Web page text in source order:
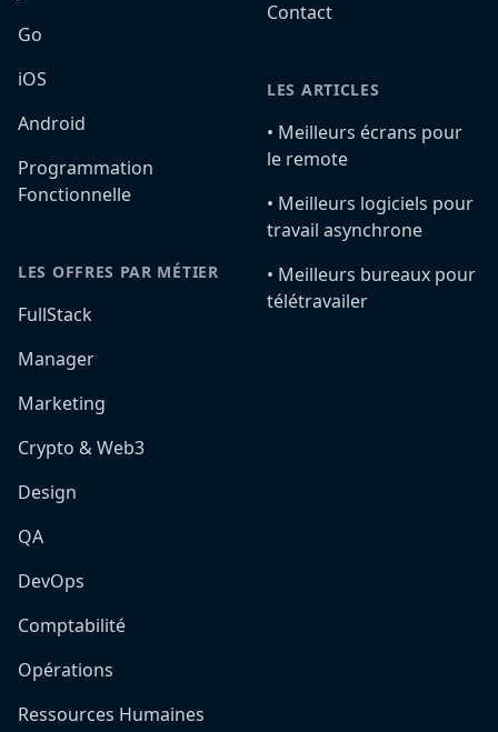
Go
iOS
Android
Programmation
Fonctionnelle
LES OFFRES PAR MÉTIER
FullStack
Manager
Marketing
Crypto & Web3
Design
QA
DevOps
Comptabilité
Opérations
Ressources Humaines
Contact
LES ARTICLES
•️ Meilleurs écrans pour
le remote
•️ Meilleurs logiciels pour
travail asynchrone
•️ Meilleurs bureaux pour
télétravailer